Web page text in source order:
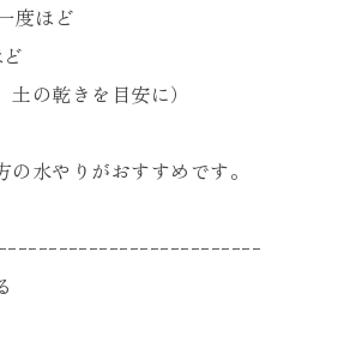
度ほど
土の乾きを目安に）
水やりがおすすめです。
ｰｰｰｰｰｰｰｰｰｰｰｰｰｰｰｰｰｰｰｰｰｰｰｰ